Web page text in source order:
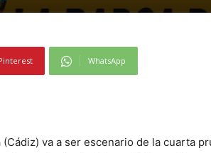
WhatsApp
va a ser escenario de la cuarta